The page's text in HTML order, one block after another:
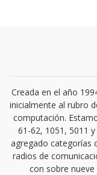
Creada en el año
inicialmente al rubro
computación.
61-62, 1051, 5011
agregado categorías
radios de
con sobre